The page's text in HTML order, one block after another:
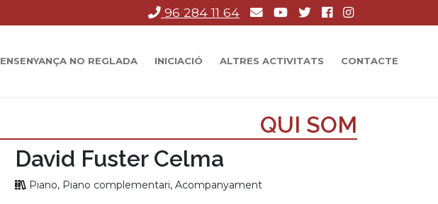
96 284 11 64
ENSENYANÇA NO REGLADA INICIACIÓ ALTRES ACTIVITATS CONTACTE
QUI SOM
David Fuster Celma
Piano, Piano complementari, Acompanyament